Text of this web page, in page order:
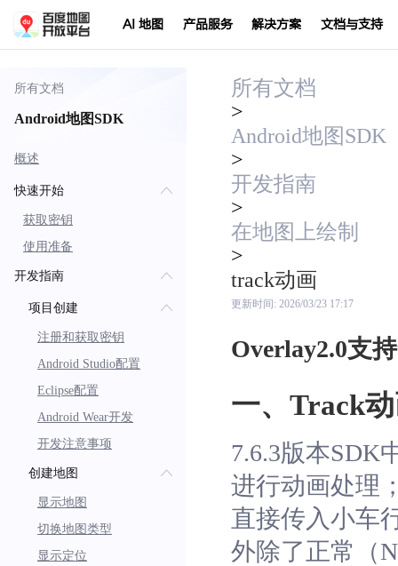
AI 地图 产品服务 解决方案 文档与支持
所有文档
Android地图SDK
概述
快速开始
获取密钥
使用准备
开发指南
项目创建
注册和获取密钥
Android Studio配置
Eclipse配置
Android Wear开发
开发注意事项
创建地图
显示地图
切换地图类型
显示定位
所有文档
>
Android地图SDK
>
开发指南
>
在地图上绘制
>
track动画
更新时间: 2026/03/23 17:17
Overlay2.0支
一、Track
7.6.3版本SDK
进行动画处理
直接传入小车
外除了正常（